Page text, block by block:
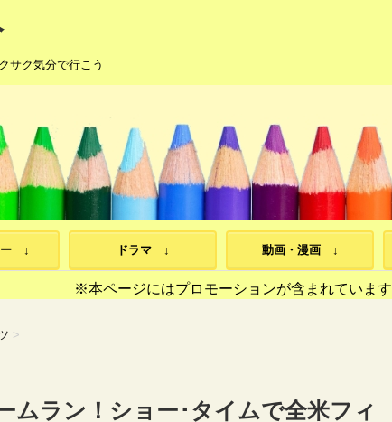
サク気分で行こう
ー ↓ ドラマ ↓ 動画・漫画 ↓
※本ページにはプロモーションが含まれています
>
ムラン！ショー･タイムで全米フィ